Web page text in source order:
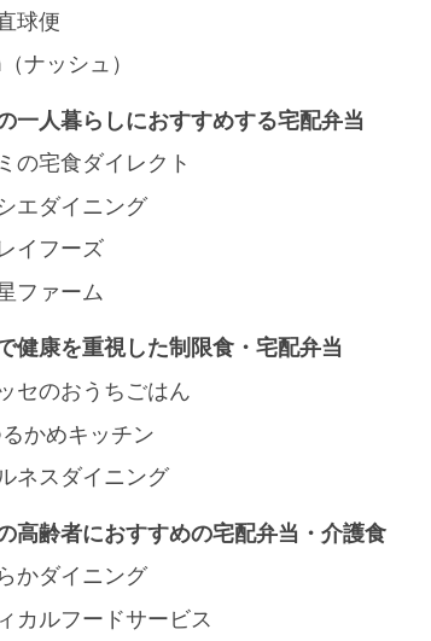
球便
ナッシュ）
一人暮らしにおすすめする宅配弁当
の宅食ダイレクト
エダイニング
イフーズ
ファーム
健康を重視した制限食・宅配弁当
セのおうちごはん
かめキッチン
ネスダイニング
高齢者におすすめの宅配弁当・介護食
かダイニング
カルフードサービス